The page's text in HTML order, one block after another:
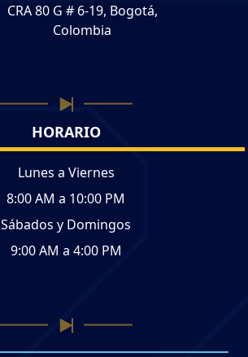
CRA 80 G # 6-19, Bogotá,
Colombia
HORARIO
Lunes a Viernes
8:00 AM a 10:00 PM
Sábados y Domingos
9:00 AM a 4:00 PM